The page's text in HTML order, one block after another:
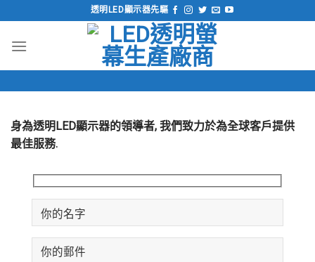
到
透明LED顯示器先驅
身為透明LED顯示器的領導者, 我們致力於為全球客戶提供
最佳服務.